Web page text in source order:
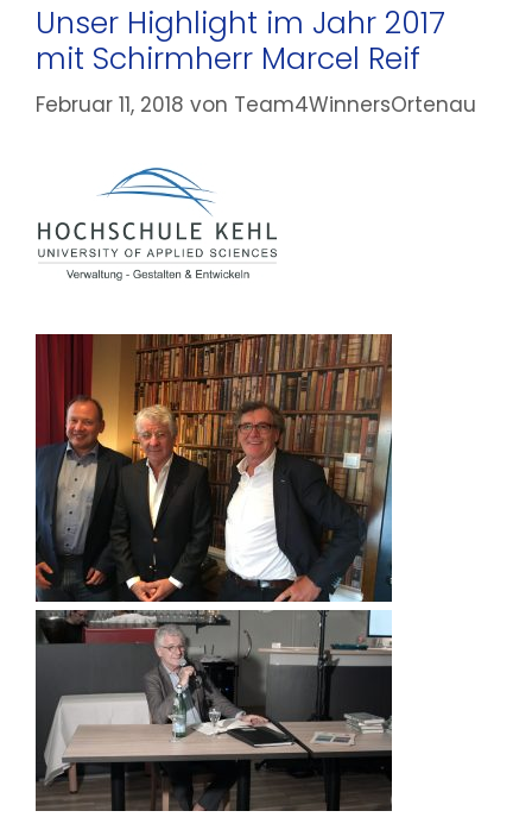
Unser Highlight im Jahr 2017
mit Schirmherr Marcel Reif
Februar 11, 2018 von Team4WinnersOrtenau